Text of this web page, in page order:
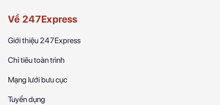
Về 247Express
Giới thiệu 247Express
Chỉ tiêu toàn trình
Mạng lưới bưu cục
Tuyển dụng